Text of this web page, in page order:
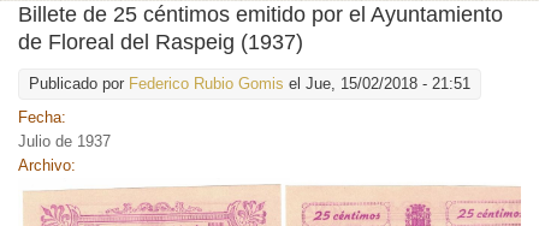
Billete de 25 céntimos emitido por el Ayuntamiento
de Floreal del Raspeig (1937)
Publicado por Federico Rubio Gomis el Jue, 15/02/2018 - 21:51
Fecha:
Julio de 1937
Archivo: